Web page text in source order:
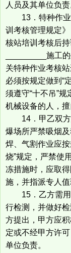
人员及其单位负责
13．特种作业
训考核管理规定
核站培训考核后
_________施工
关特种作业考核
必须按规定做到“
须遵守“十不吊”
机械设备的人，
14．甲乙双方
爆场所严禁吸烟
焊、气割作业应
烧”规定，严禁使
冻措施时，应取
施，并指派专人值
15．乙方需用
行检测，并做好
方提出，甲方应
定或不经甲方许
单位负责。